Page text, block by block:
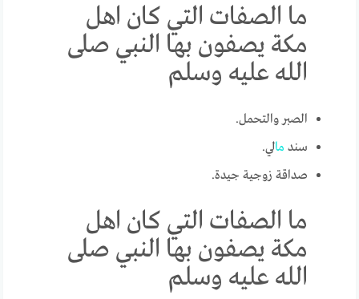
ما الصفات التي كان اهل
مكة يصفون بها النبي صلى
الله عليه وسلم
الصبر والتحمل.
سند مالي.
صداقة زوجية جيدة.
ما الصفات التي كان اهل
مكة يصفون بها النبي صلى
الله عليه وسلم